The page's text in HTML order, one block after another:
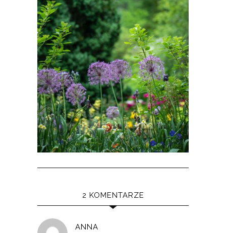
2 KOMENTARZE
ANNA